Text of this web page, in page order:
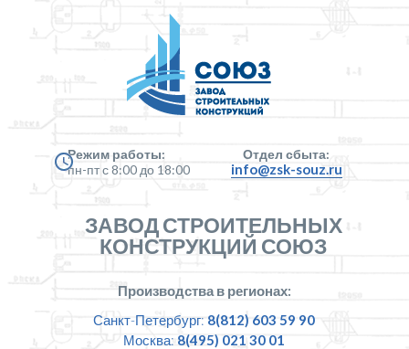
Режим работы:
пн-пт с 8:00 до 18:00
Отдел сбыта:
info@zsk-souz.ru
ЗАВОД СТРОИТЕЛЬНЫХ
КОНСТРУКЦИЙ СОЮЗ
Производства в регионах:
Санкт-Петербург: 8(812) 603 59 90
Москва: 8(495) 021 30 01